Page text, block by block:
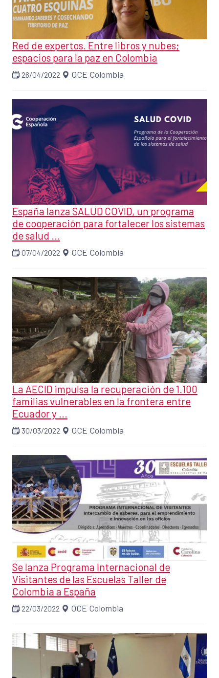
Red de expertos. Entre libros y nubes;
espacios para la paz en Colombia
26/04/2022 OCE Colombia
España lanza SALUD COVID, un programa
de cooperación para fortalecer los sistemas
de salud ...
07/04/2022 OCE Colombia
La AECID impulsa la recuperación de 1.100
familias vulnerables en la frontera entre
Ecuador y ...
30/03/2022 OCE Colombia
Se lanza Programa Internacional de
Visitantes de las Escuelas Taller de
Colombia a España
22/03/2022 OCE Colombia